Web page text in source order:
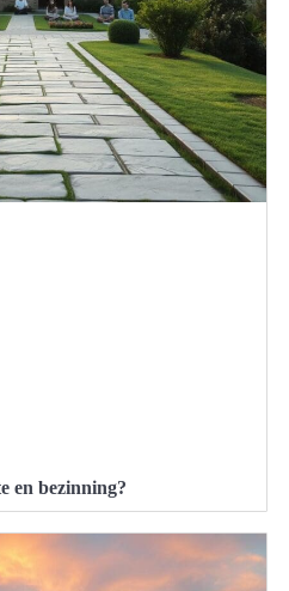
en bezinning?